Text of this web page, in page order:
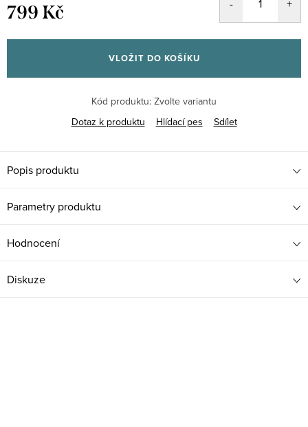
799 Kč
cena:
VLOŽIT DO KOŠÍKU
Kód produktu: Zvolte variantu
Dotaz k produktu
Hlídací pes Sdílet
Popis produktu
Parametry produktu
Hodnocení
Diskuze